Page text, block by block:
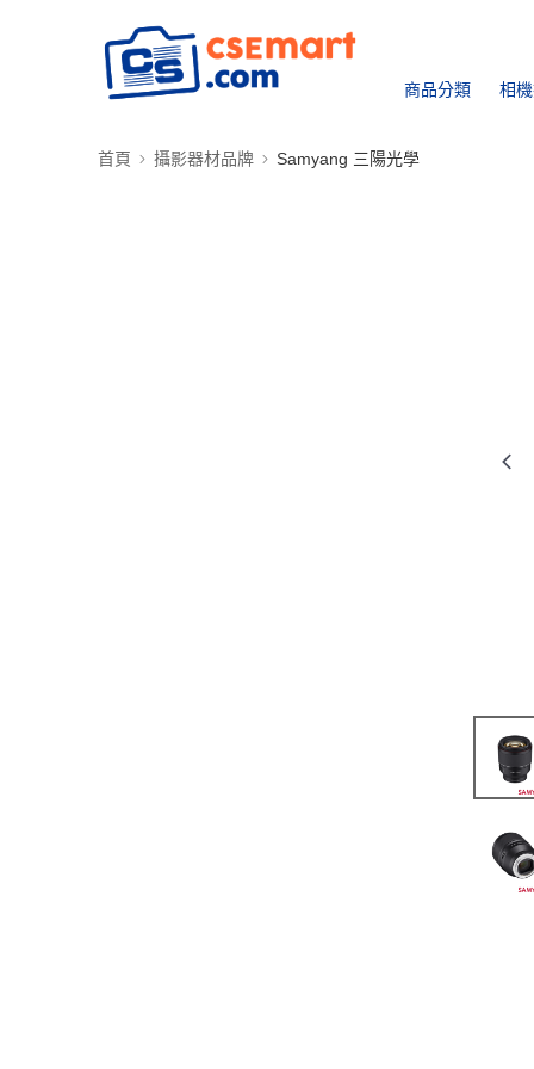
商品分類 相
首頁 攝影器材品牌 Samyang 三陽光學